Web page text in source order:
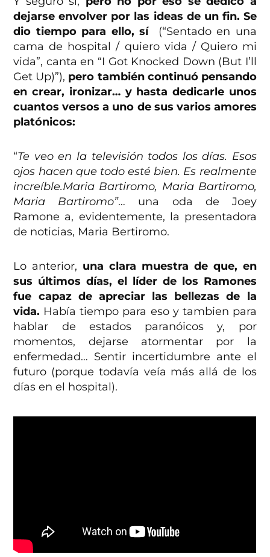
dejarse envolver por las ideas de un fin. Se
dio tiempo para ello, sí
(“Sentado en una
cama de hospital / quiero vida / Quiero mi
vida”, canta en “I Got Knocked Down (But I’ll
Get Up)”), pero también continuó pensando
en crear, ironizar… y hasta dedicarle unos
cuantos versos a uno de sus varios amores
platónicos:
“Te veo en la televisión todos los días. Esos
ojos hacen que todo esté bien. Es realmente
increíble.Maria Bartiromo, Maria Bartiromo,
Maria Bartiromo”… una oda de Joey
Ramone a, evidentemente, la presentadora
de noticias, Maria Bertiromo.
Lo anterior, una clara muestra de que, en
sus últimos días, el líder de los Ramones
fue capaz de apreciar las bellezas de la
vida. Había tiempo para eso y tambien para
hablar de estados paranóicos y, por
momentos, dejarse atormentar por la
enfermedad… Sentir incertidumbre ante el
futuro (porque todavía veía más allá de los
días en el hospital).